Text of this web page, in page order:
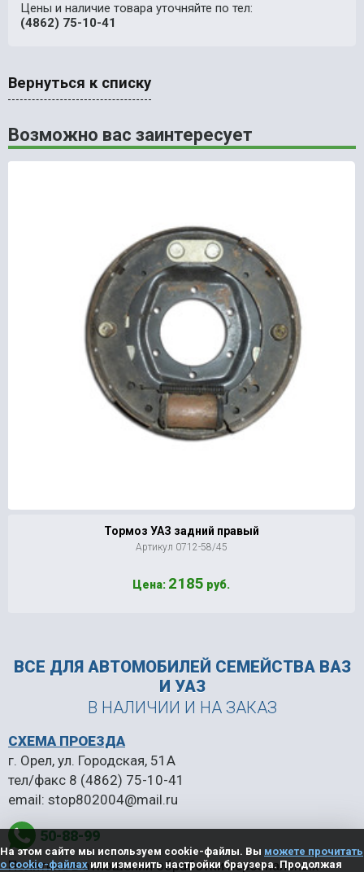
Цены и наличие товара уточняйте по тел:
(4862) 75-10-41
Вернуться к списку
Возможно вас заинтересует
Тормоз УАЗ задний правый
Артикул 0712-58/45
Цена: 2185 руб.
ВСЕ ДЛЯ АВТОМОБИЛЕЙ СЕМЕЙСТВА ВАЗ
И УАЗ
В НАЛИЧИИ И НА ЗАКАЗ
50-88-99
СХЕМА ПРОЕЗДА
г. Орел, ул. Городская, 51А
тел/факс 8 (4862) 75-10-41
email: stop802004@mail.ru
Политика в отношении обработки персональных
На этом сайте мы используем cookie-файлы. Вы можете прочитать
о cookie-файлахили изменить настройки браузера. Продолжая